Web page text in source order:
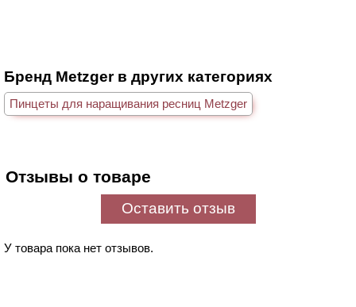
Бренд Metzger в других категориях
Пинцеты для наращивания ресниц Metzger
Отзывы о товаре
Оставить отзыв
У товара пока нет отзывов.